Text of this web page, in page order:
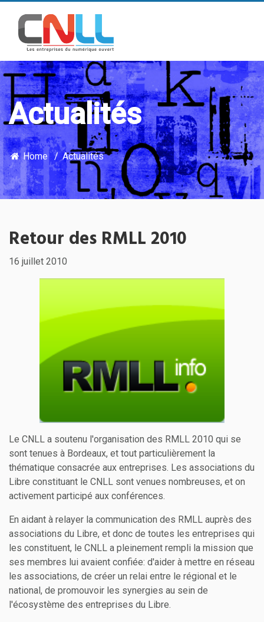
Actualités
Home Actualités
Retour des RMLL 2010
16 juillet 2010
Le CNLL a soutenu l'organisation des RMLL 2010 qui se
sont tenues à Bordeaux, et tout particulièrement la
thématique consacrée aux entreprises. Les associations du
Libre constituant le CNLL sont venues nombreuses, et on
activement participé aux conférences.
En aidant à relayer la communication des RMLL auprès des
associations du Libre, et donc de toutes les entreprises qui
les constituent, le CNLL a pleinement rempli la mission que
ses membres lui avaient confiée: d'aider à mettre en réseau
les associations, de créer un relai entre le régional et le
national, de promouvoir les synergies au sein de
l'écosystème des entreprises du Libre.